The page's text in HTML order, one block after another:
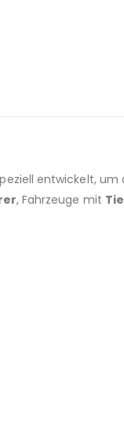
entwickelt,
, Fahrzeuge mit